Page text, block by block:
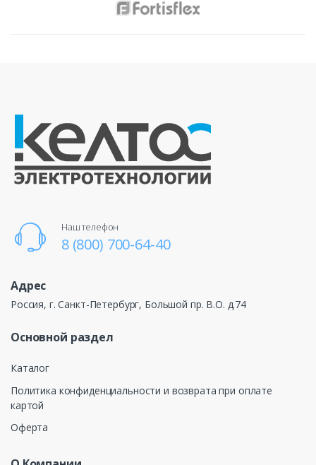
Наш телефон
8 (800) 700-64-40
Адрес
Россия, г. Санкт-Петербург, Большой пр. В.О. д.74
Основной раздел
Каталог
Политика конфиденциальности и возврата при оплате
картой
Оферта